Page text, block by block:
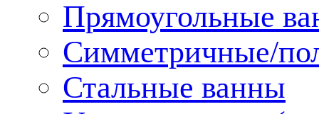
Прямоугольные
Симметричные/
Стальные ванны